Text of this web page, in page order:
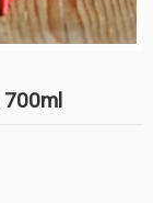
700ml